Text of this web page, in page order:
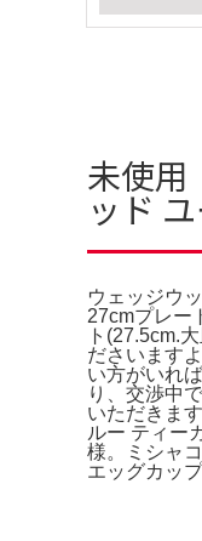
未使
ッド
ウェッジウ
27cmプレー
ト(27.5cm.
ださいます
い方がいれ
り、交渉中
いただきま
ルー ティ
様。ミシャ
エッグカッ